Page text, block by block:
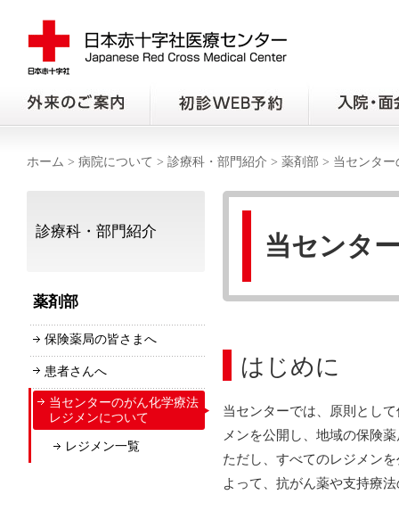
ホーム > 病院について > 診療科・部門紹介 > 薬剤部 > 当センタ
当センタ
はじめに
当センターでは、原則とし
メンを公開し、地域の保険
ただし、すべてのレジメン
よって、抗がん薬や支持療
診療科・部門紹介
薬剤部
保険薬局の皆さまへ
患者さんへ
当センターのがん化学療法
レジメンについて
レジメン一覧